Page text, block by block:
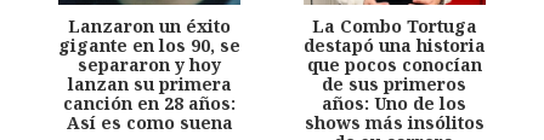
Lanzaron un éxito
gigante en los 90, se
separaron y hoy
lanzan su primera
canción en 28 años:
Así es como suena
La Combo Tortuga
destapó una historia
que pocos conocían
de sus primeros
años: Uno de los
shows más insólitos